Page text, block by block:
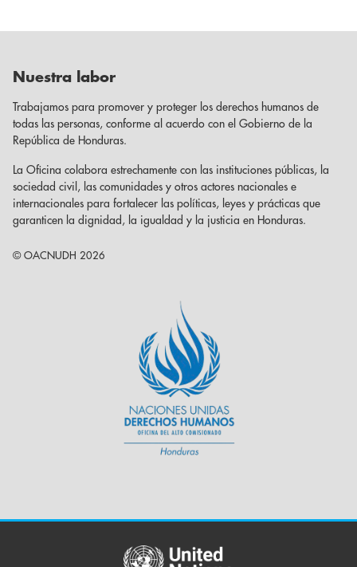
Nuestra labor
Trabajamos para promover y proteger los derechos humanos de
todas las personas, conforme al acuerdo con el Gobierno de la
República de Honduras.
La Oficina colabora estrechamente con las instituciones públicas, la
sociedad civil, las comunidades y otros actores nacionales e
internacionales para fortalecer las políticas, leyes y prácticas que
garanticen la dignidad, la igualdad y la justicia en Honduras.
© OACNUDH 2026